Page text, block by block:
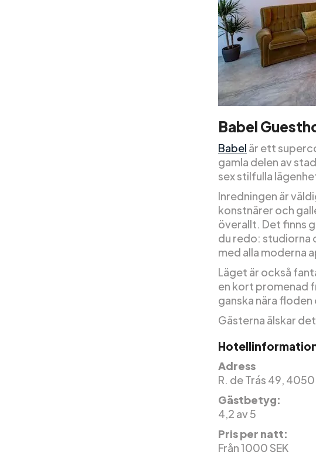
Babel
Babel är ett
gamla delen av
sex stilfulla
Inredningen är
konstnärer och
överallt. Det finns
du redo: studiorna
med alla moderna
Läget är också
en kort promenad
ganska nära
Gästerna älskar
Adress
R. de Trás 49,
Gästbetyg:
4,2 av 5
Pris per natt:
Från 1000 SEK